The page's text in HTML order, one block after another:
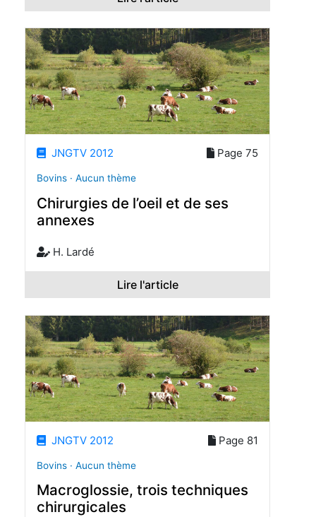
JNGTV 2012 Page 75
Bovins · Aucun thème
Chirurgies de l’oeil et de ses
annexes
H. Lardé
Lire l'article
JNGTV 2012 Page 81
Bovins · Aucun thème
Macroglossie, trois techniques
chirurgicales